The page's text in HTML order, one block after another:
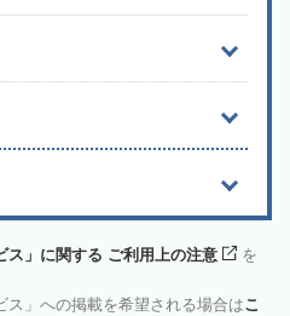
ス」に関する ご利用上の注意
を
ス」への掲載を希望される場合はこ